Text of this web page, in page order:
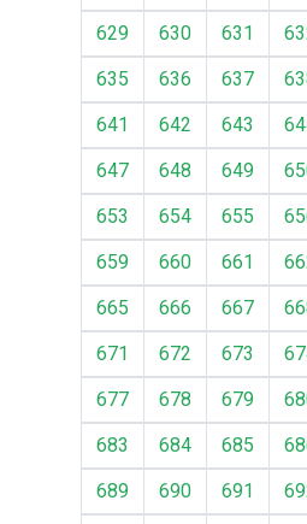
629
630 631
635
636 637
641
642 643
647
648 649
653
654 655
659
660 661
665
666 667
671
672 673
677
678 679
683
684 685
689
690 691